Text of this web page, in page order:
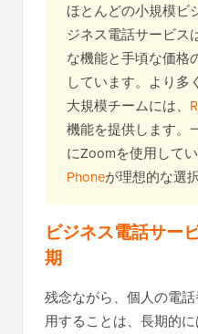
ほとんどの小規模ビ
ジネス電話サービス
な機能と手頃な価格
しています。より多
大規模チームには、
機能を提供します。
にZoomを使用して
Phoneが理想的な選
ビジネス電話サー
期
残念ながら、個人の電
用することは、長期的